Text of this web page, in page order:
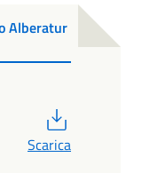
Alberatur
Scarica